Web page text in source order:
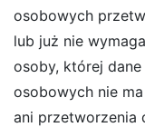
osobowych
lub już nie
osoby, której
osobowych nie
ani przetworzenia